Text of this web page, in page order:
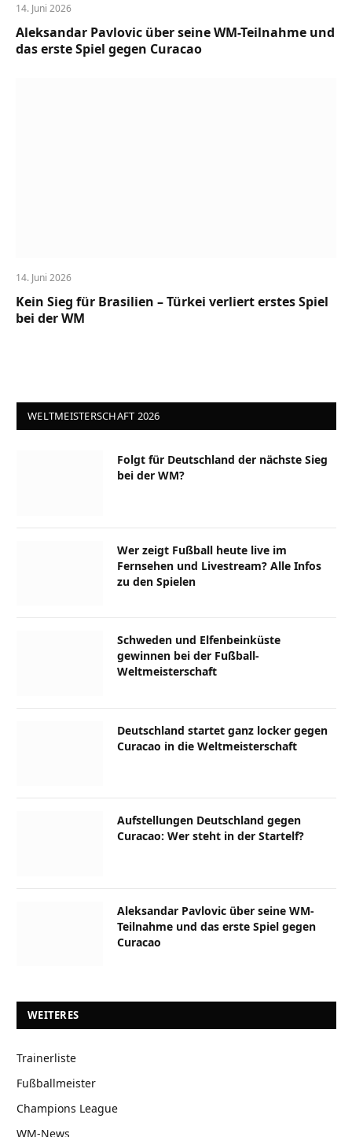
14. Juni 2026
Aleksandar Pavlovic über seine WM-Teilnahme und
das erste Spiel gegen Curacao
14. Juni 2026
Kein Sieg für Brasilien – Türkei verliert erstes Spiel
bei der WM
WELTMEISTERSCHAFT 2026
Folgt für Deutschland der nächste Sieg
bei der WM?
Wer zeigt Fußball heute live im
Fernsehen und Livestream? Alle Infos
zu den Spielen
Schweden und Elfenbeinküste
gewinnen bei der Fußball-
Weltmeisterschaft
Deutschland startet ganz locker gegen
Curacao in die Weltmeisterschaft
Aufstellungen Deutschland gegen
Curacao: Wer steht in der Startelf?
Aleksandar Pavlovic über seine WM-
Teilnahme und das erste Spiel gegen
Curacao
WEITERES
Trainerliste
Fußballmeister
Champions League
WM-News